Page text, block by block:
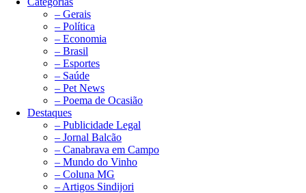
– Gerais
– Política
– Economia
– Brasil
– Esportes
– Saúde
– Pet News
– Poema de Ocasião
Destaques
– Publicidade Legal
– Jornal Balcão
– Canabrava em Campo
– Mundo do Vinho
– Coluna MG
– Artigos Sindijori